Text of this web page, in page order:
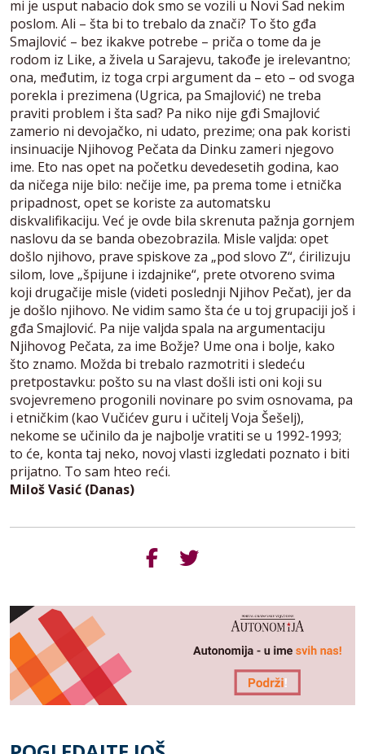
mi je usput nabacio dok smo se vozili u Novi Sad nekim
poslom. Ali – šta bi to trebalo da znači? To što gđa
Smajlović – bez ikakve potrebe – priča o tome da je
rodom iz Like, a živela u Sarajevu, takođe je irelevantno;
ona, međutim, iz toga crpi argument da – eto – od svoga
porekla i prezimena (Ugrica, pa Smajlović) ne treba
praviti problem i šta sad? Pa niko nije gđi Smajlović
zamerio ni devojačko, ni udato, prezime; ona pak koristi
insinuacije Njihovog Pečata da Dinku zameri njegovo
ime. Eto nas opet na početku devedesetih godina, kao
da ničega nije bilo: nečije ime, pa prema tome i etnička
pripadnost, opet se koriste za automatsku
diskvalifikaciju. Već je ovde bila skrenuta pažnja gornjem
naslovu da se banda obezobrazila. Misle valjda: opet
došlo njihovo, prave spiskove za „pod slovo Z“, ćirilizuju
silom, love „špijune i izdajnike“, prete otvoreno svima
koji drugačije misle (videti poslednji Njihov Pečat), jer da
je došlo njihovo. Ne vidim samo šta će u toj grupaciji još i
gđa Smajlović. Pa nije valjda spala na argumentaciju
Njihovog Pečata, za ime Božje? Ume ona i bolje, kako
što znamo. Možda bi trebalo razmotriti i sledeću
pretpostavku: pošto su na vlast došli isti oni koji su
svojevremeno progonili novinare po svim osnovama, pa
i etničkim (kao Vučićev guru i učitelj Voja Šešelj),
nekome se učinilo da je najbolje vratiti se u 1992-1993;
to će, konta taj neko, novoj vlasti izgledati poznato i biti
prijatno. To sam hteo reći.
Miloš Vasić (Danas)